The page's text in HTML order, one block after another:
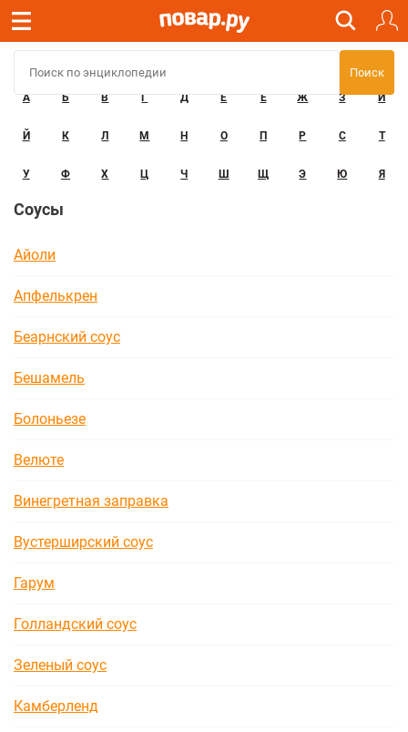
А Б В Г Д Е Ё Ж З И
Й К Л М Н О П Р С Т
У Ф Х Ц Ч Ш Щ Э Ю Я
Соусы
Айоли
Апфелькрен
Беарнский соус
Бешамель
Болоньезе
Велюте
Винегретная заправка
Вустерширский соус
Гарум
Голландский соус
Зеленый соус
Камберленд